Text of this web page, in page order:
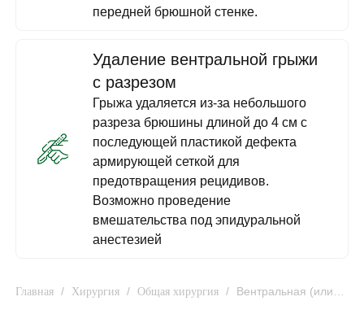
Главная / Хирургия / Общая хирургия /
Вентральная (или
передней брюшной стенке.
Удаление вентральной грыжи
с разрезом
Грыжа удаляется из-за небольшого
разреза брюшины длиной до 4 см с
последующей пластикой дефекта
армирующей сеткой для
предотвращения рецидивов.
Возможно проведение
вмешательства под эпидуральной
анестезией